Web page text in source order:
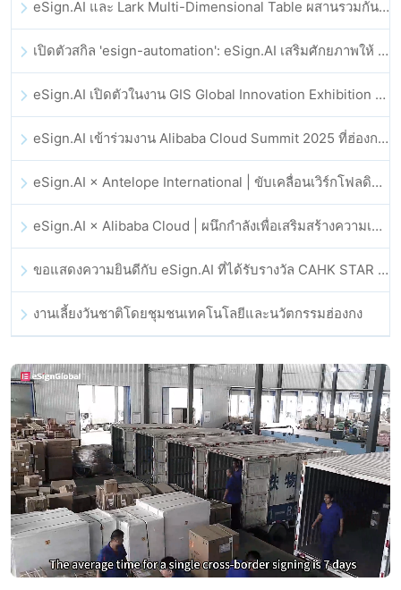
eSign.AI และ Lark Multi-Dimensional Table ผสานรวมกันอย่างเป็นทางการ: การลงนามและการเก็บถาวรสัญญาอิเล็กทรอนิกส์แบบอัตโนมัติเต็มรูปแบบ
เปิดตัวสกิล 'esign-automation': eSign.AI เสริมศักยภาพให้ OpenClaw ด้วยลายเซ็นอิเล็กทรอนิกส์อัตโนมัติ
eSign.AI เปิดตัวในงาน GIS Global Innovation Exhibition 2025
eSign.AI เข้าร่วมงาน Alibaba Cloud Summit 2025 ที่ฮ่องกง เพื่อขับเคลื่อนนวัตกรรมคลาวด์ที่ขับเคลื่อนด้วย AI และความเชื่อมั่นทางดิจิทัล
eSign.AI × Antelope International | ขับเคลื่อนเวิร์กโฟลดิจิทัลที่ปลอดภัยและขับเคลื่อนด้วย AI
eSign.AI × Alibaba Cloud | ผนึกกำลังเพื่อเสริมสร้างความเชื่อมั่นดิจิทัลระดับโลกสำหรับฟินเทค
ขอแสดงความยินดีกับ eSign.AI ที่ได้รับรางวัล CAHK STAR Award 2025
งานเลี้ยงวันชาติโดยชุมชนเทคโนโลยีและนวัตกรรมฮ่องกง